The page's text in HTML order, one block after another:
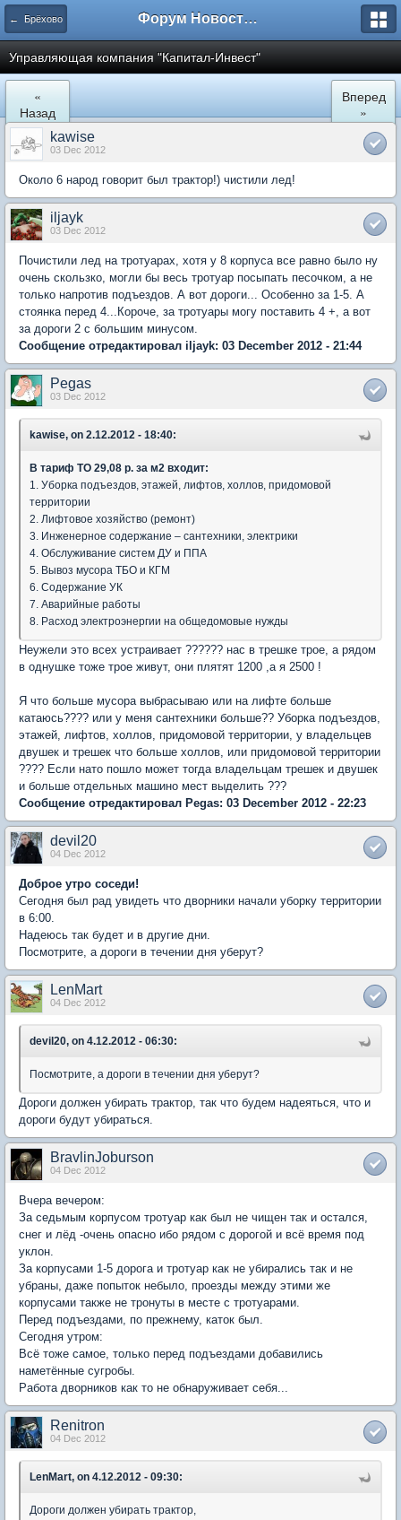
← Брёхово Форум Новостройки
Управляющая компания "Капитал-Инвест"
«
Назад
Вперед
»
kawise
03 Dec 2012
Около 6 народ говорит был трактор!) чистили лед!
iljayk
03 Dec 2012
Почистили лед на тротуарах, хотя у 8 корпуса все равно было ну
очень скользко, могли бы весь тротуар посыпать песочком, а не
только напротив подъездов. А вот дороги... Особенно за 1-5. А
стоянка перед 4...Короче, за тротуары могу поставить 4 +, а вот
за дороги 2 с большим минусом.
Сообщение отредактировал iljayk: 03 December 2012 - 21:44
Pegas
03 Dec 2012
kawise, on 2.12.2012 - 18:40:
В тариф ТО 29,08 р. за м2 входит:
1. Уборка подъездов, этажей, лифтов, холлов, придомовой
территории
2. Лифтовое хозяйство (ремонт)
3. Инженерное содержание – сантехники, электрики
4. Обслуживание систем ДУ и ППА
5. Вывоз мусора ТБО и КГМ
6. Содержание УК
7. Аварийные работы
8. Расход электроэнергии на общедомовые нужды
Неужели это всех устраивает ?????? нас в трешке трое, а рядом
в однушке тоже трое живут, они плятят 1200 ,а я 2500 !
Я что больше мусора выбрасываю или на лифте больше
катаюсь???? или у меня сантехники больше?? Уборка подъездов,
этажей, лифтов, холлов, придомовой территории, у владельцев
двушек и трешек что больше холлов, или придомовой территории
???? Если нато пошло может тогда владельцам трешек и двушек
и больше отдельных машино мест выделить ???
Сообщение отредактировал Pegas: 03 December 2012 - 22:23
devil20
04 Dec 2012
Доброе утро соседи!
Сегодня был рад увидеть что дворники начали уборку территории
в 6:00.
Надеюсь так будет и в другие дни.
Посмотрите, а дороги в течении дня уберут?
LenMart
04 Dec 2012
devil20, on 4.12.2012 - 06:30:
Посмотрите, а дороги в течении дня уберут?
Дороги должен убирать трактор, так что будем надеяться, что и
дороги будут убираться.
BravlinJoburson
04 Dec 2012
Вчера вечером:
За седьмым корпусом тротуар как был не чищен так и остался,
снег и лёд -очень опасно ибо рядом с дорогой и всё время под
уклон.
За корпусами 1-5 дорога и тротуар как не убирались так и не
убраны, даже попыток небыло, проезды между этими же
корпусами также не тронуты в месте с тротуарами.
Перед подъездами, по прежнему, каток был.
Сегодня утром:
Всё тоже самое, только перед подъездами добавились
наметённые сугробы.
Работа дворников как то не обнаруживает себя...
Renitron
04 Dec 2012
LenMart, on 4.12.2012 - 09:30:
Дороги должен убирать трактор,